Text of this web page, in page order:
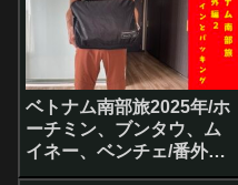
ベトナム南部旅2025年/ホ
ーチミン、ブンタウ、ム
イネー、ベンチェ/番外編
２ 移動とパッキング